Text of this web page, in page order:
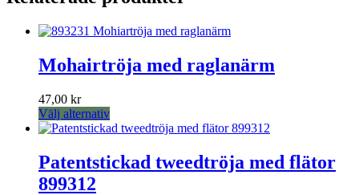
Mohairtröja med raglanärm
47,00 kr
Välj alternativDen
här
har
flera
Patentstickad tweedtröja med flätor
899312